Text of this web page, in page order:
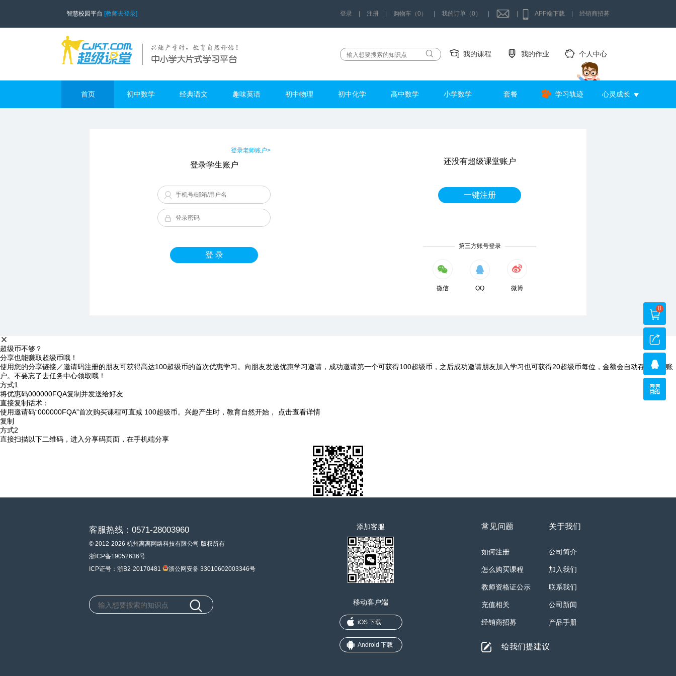
智慧校园平台 [教师去登录] 登录 注册 购物车（0） 我的订单（0） APP端下载 经销商招募
我的课程 我的作业 个人中心
首页 初中数学 经典语文 趣味英语 初中物理 初中化学 高中数学 小学数学 套餐 学习轨迹 心灵成长
登录老师账户>
登录学生账户
登 录
还没有超级课堂账户
一键注册
第三方账号登录
微信 QQ 微博
0
超级币不够？
分享也能赚取超级币哦！
使用您的分享链接／邀请码注册的朋友可获得高达100超级币的首次优惠学习。向朋友发送优惠学习邀请，成功邀请第一个可获得100超级币，之后成功邀请朋友加入学习也可获得20超级币每位，金额会自动存入您的账
户。不要忘了去任务中心领取哦！
方式1
将优惠码000000FQA复制并发送给好友
直接复制话术：
使用邀请码“000000FQA”首次购买课程可直减 100超级币。兴趣产生时，教育自然开始， 点击查看详情
复制
方式2
直接扫描以下二维码，进入分享码页面，在手机端分享
客服热线：0571-28003960
© 2012-2026 杭州离离网络科技有限公司 版权所有
浙ICP备19052636号
ICP证号：浙B2-20170481
浙公网安备 33010602003346号
添加客服
移动客户端
iOS 下载
Android 下载
常见问题
如何注册
怎么购买课程
教师资格证公示
充值相关
经销商招募
关于我们
公司简介
加入我们
联系我们
公司新闻
产品手册
给我们提建议